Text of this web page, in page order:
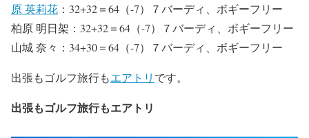
原 英莉花 ：32+32＝64（-7）７バーディ、ボギーフリー
柏原 明日架：32+32＝64（-7）７バーディ、ボギーフリー
山城 奈々：34+30＝64（-7）７バーディ、ボギーフリー
出張もゴルフ旅行もエアトリ です。
出張もゴルフ旅行もエアトリ